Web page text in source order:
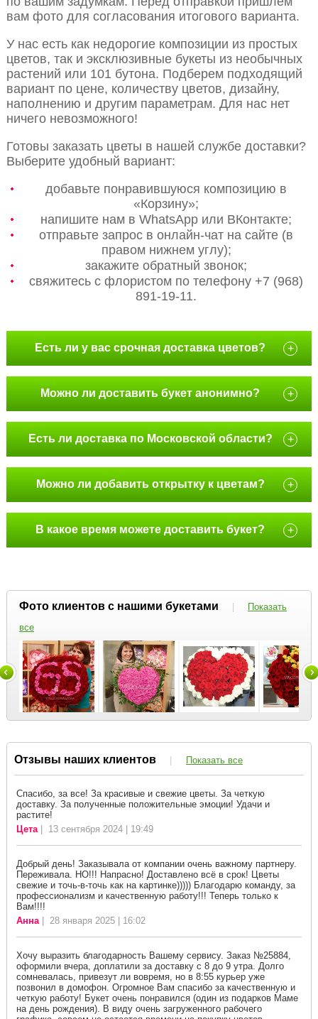
вам фото для согласования итогового варианта.
У нас есть как недорогие композиции из простых
цветов, так и эксклюзивные букеты из необычных
растений или 101 бутона. Подберем подходящий
вариант по цене, количеству цветов, дизайну,
наполнению и другим параметрам. Для нас нет
ничего невозможного!
Готовы заказать цветы в нашей службе доставки?
Выберите удобный вариант:
добавьте понравившуюся композицию в
«Корзину»;
напишите нам в WhatsApp или ВКонтакте;
отправьте запрос в онлайн-чат на сайте (в
правом нижнем углу);
закажите обратный звонок;
свяжитесь с флористом по телефону +7 (968)
891-19-11.
Есть ли у вас срочная доставка цветов? +
Можно ли доставить букет анонимно? +
Есть ли доставка по Московской области? +
Можно ли добавить открытку к цветам? +
В какое время можете доставить букет? +
Фото клиентов с нашими букетами |
Показать
все
Отзывы наших клиентов | Показать все
Спасибо, за все! За красивые и свежие цветы. За четкую
доставку. За полученные положительные эмоции! Удачи и
растите!
Цета| 13 сентября 2024 | 19:49
Добрый день! Заказывала от компании очень важному партнеру.
Переживала. НО!!! Напрасно! Доставлено всё в срок! Цветы
свежие и точь-в-точь как на картинке))))) Благодарю команду, за
профессионализм и качественную работу!!! Теперь только к
Вам!!!!
Анна| 28 января 2025 | 16:02
Хочу выразить благодарность Вашему сервису. Заказ №25884,
оформили вчера, доплатили за доставку с 8 до 9 утра. Долго
сомневалась, привезут ли вовремя, но в 8:55 курьер уже
позвонил в домофон. Огромное Вам спасибо за качественную и
четкую работу! Букет очень понравился (один из подарков Маме
на день рождения). В виду очень загруженного рабочего